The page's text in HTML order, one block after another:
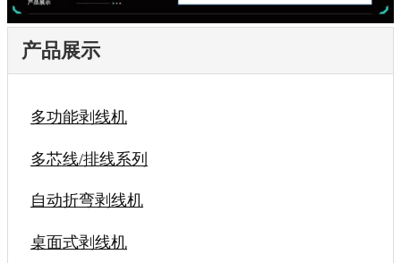
产品展示
多功能剥线机
多芯线/排线系列
自动折弯剥线机
桌面式剥线机